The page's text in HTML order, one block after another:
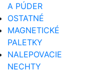
A PÚDER
OSTATNÉ
MAGNETICKÉ
PALETKY
NALEPOVACIE
NECHTY